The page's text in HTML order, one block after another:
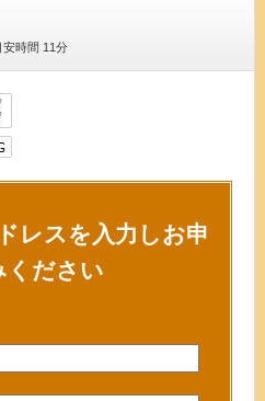
時間 11分
レスを入力しお申
ください